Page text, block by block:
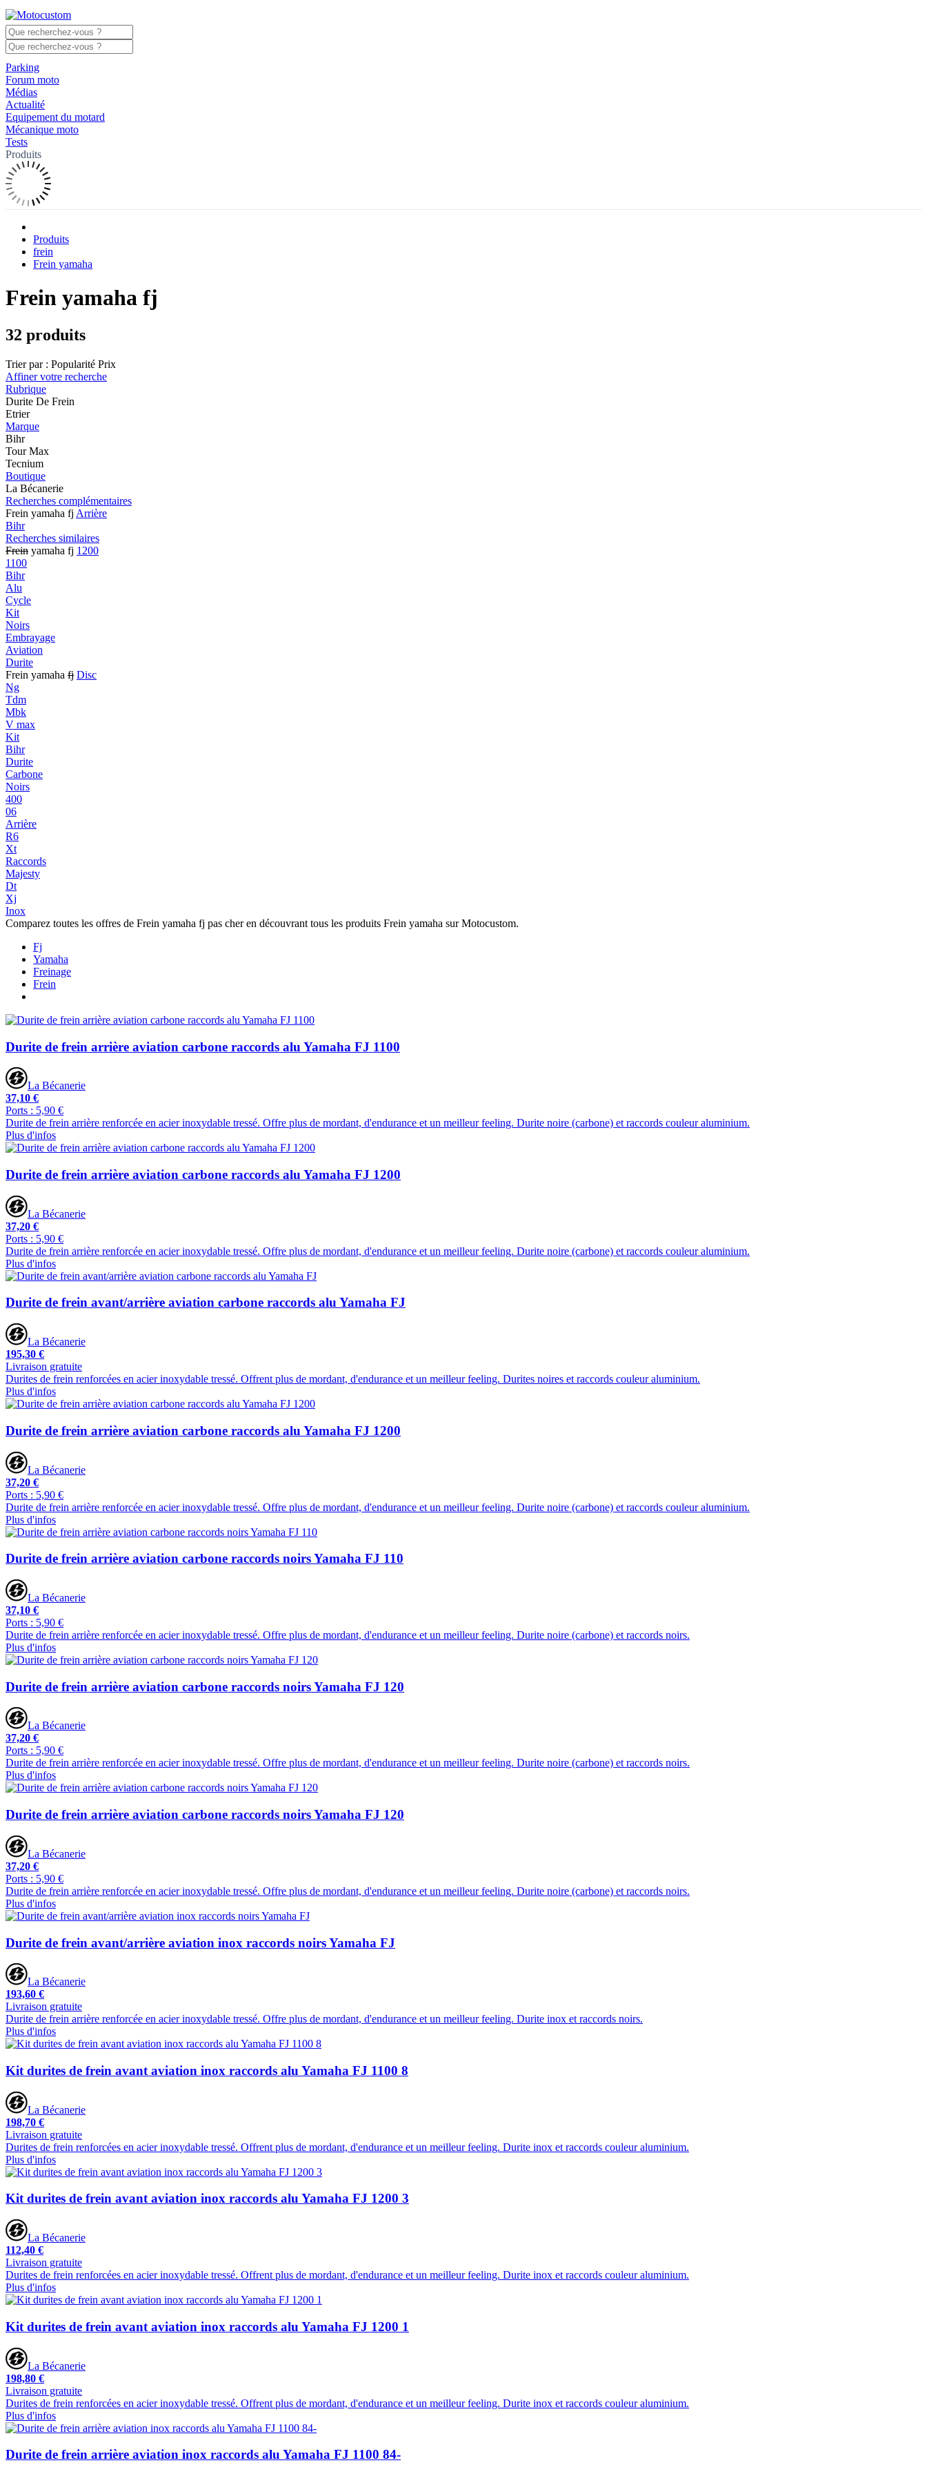
Parking
Forum moto
Médias
Actualité
Equipement du motard
Mécanique moto
Tests
Produits
Produits
frein
Frein yamaha
Frein yamaha fj
32 produits
Trier par : Popularité Prix
Affiner votre recherche
Rubrique
Durite De Frein
Etrier
Marque
Bihr
Tour Max
Tecnium
Boutique
La Bécanerie
Recherches complémentaires
Frein yamaha fj Arrière
Bihr
Recherches similaires
Frein yamaha fj 1200
1100
Bihr
Alu
Cycle
Kit
Noirs
Embrayage
Aviation
Durite
Frein yamaha fj Disc
Ng
Tdm
Mbk
V max
Kit
Bihr
Durite
Carbone
Noirs
400
06
Arrière
R6
Xt
Raccords
Majesty
Dt
Xj
Inox
Comparez toutes les offres de Frein yamaha fj pas cher en découvrant tous les produits Frein yamaha sur Motocustom.
Fj
Yamaha
Freinage
Frein
Durite de frein arrière aviation carbone raccords alu Yamaha FJ 1100
La Bécanerie
37,10 €
Ports : 5,90 €
Durite de frein arrière renforcée en acier inoxydable tressé. Offre plus de mordant, d'endurance et un meilleur feeling. Durite noire (carbone) et raccords couleur aluminium.
Plus d'infos
Durite de frein arrière aviation carbone raccords alu Yamaha FJ 1200
La Bécanerie
37,20 €
Ports : 5,90 €
Durite de frein arrière renforcée en acier inoxydable tressé. Offre plus de mordant, d'endurance et un meilleur feeling. Durite noire (carbone) et raccords couleur aluminium.
Plus d'infos
Durite de frein avant/arrière aviation carbone raccords alu Yamaha FJ
La Bécanerie
195,30 €
Livraison gratuite
Durites de frein renforcées en acier inoxydable tressé. Offrent plus de mordant, d'endurance et un meilleur feeling. Durites noires et raccords couleur aluminium.
Plus d'infos
Durite de frein arrière aviation carbone raccords alu Yamaha FJ 1200
La Bécanerie
37,20 €
Ports : 5,90 €
Durite de frein arrière renforcée en acier inoxydable tressé. Offre plus de mordant, d'endurance et un meilleur feeling. Durite noire (carbone) et raccords couleur aluminium.
Plus d'infos
Durite de frein arrière aviation carbone raccords noirs Yamaha FJ 110
La Bécanerie
37,10 €
Ports : 5,90 €
Durite de frein arrière renforcée en acier inoxydable tressé. Offre plus de mordant, d'endurance et un meilleur feeling. Durite noire (carbone) et raccords noirs.
Plus d'infos
Durite de frein arrière aviation carbone raccords noirs Yamaha FJ 120
La Bécanerie
37,20 €
Ports : 5,90 €
Durite de frein arrière renforcée en acier inoxydable tressé. Offre plus de mordant, d'endurance et un meilleur feeling. Durite noire (carbone) et raccords noirs.
Plus d'infos
Durite de frein arrière aviation carbone raccords noirs Yamaha FJ 120
La Bécanerie
37,20 €
Ports : 5,90 €
Durite de frein arrière renforcée en acier inoxydable tressé. Offre plus de mordant, d'endurance et un meilleur feeling. Durite noire (carbone) et raccords noirs.
Plus d'infos
Durite de frein avant/arrière aviation inox raccords noirs Yamaha FJ
La Bécanerie
193,60 €
Livraison gratuite
Durite de frein arrière renforcée en acier inoxydable tressé. Offre plus de mordant, d'endurance et un meilleur feeling. Durite inox et raccords noirs.
Plus d'infos
Kit durites de frein avant aviation inox raccords alu Yamaha FJ 1100 8
La Bécanerie
198,70 €
Livraison gratuite
Durites de frein renforcées en acier inoxydable tressé. Offrent plus de mordant, d'endurance et un meilleur feeling. Durite inox et raccords couleur aluminium.
Plus d'infos
Kit durites de frein avant aviation inox raccords alu Yamaha FJ 1200 3
La Bécanerie
112,40 €
Livraison gratuite
Durites de frein renforcées en acier inoxydable tressé. Offrent plus de mordant, d'endurance et un meilleur feeling. Durite inox et raccords couleur aluminium.
Plus d'infos
Kit durites de frein avant aviation inox raccords alu Yamaha FJ 1200 1
La Bécanerie
198,80 €
Livraison gratuite
Durites de frein renforcées en acier inoxydable tressé. Offrent plus de mordant, d'endurance et un meilleur feeling. Durite inox et raccords couleur aluminium.
Plus d'infos
Durite de frein arrière aviation inox raccords alu Yamaha FJ 1100 84-